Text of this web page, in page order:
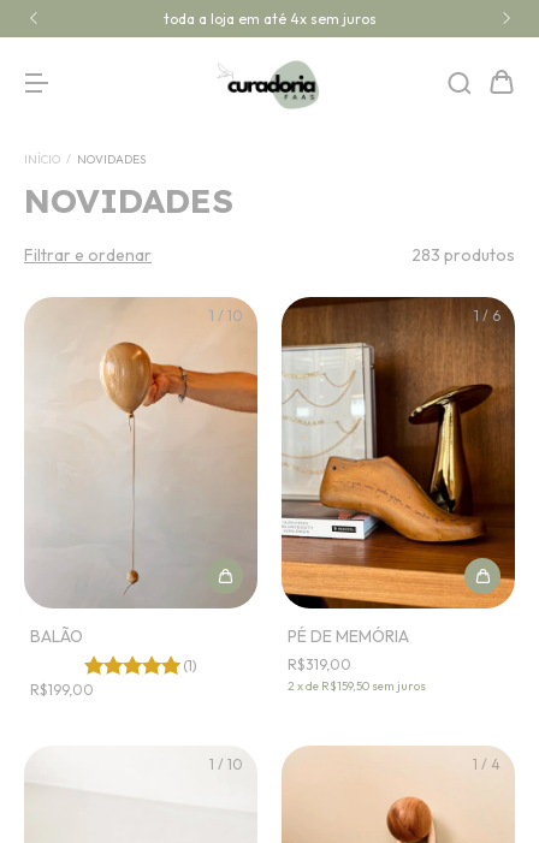
primeira vez aqui? use o cupom: BOASVINDAS
INÍCIO / NOVIDADES
NOVIDADES
Filtrar e ordenar 283 produtos
1 / 10
BALÃO
(1)
R$199,00
1 / 6
PÉ DE MEMÓRIA
R$319,00
2 xde R$159,50 sem juros
1 / 10 1 / 4